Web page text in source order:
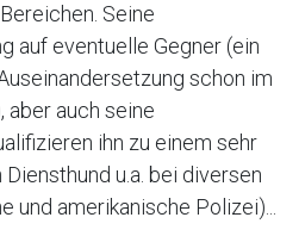
Seine
auf eventuelle Gegner (ein
schon im
aber auch seine
ihn zu einem sehr
u.a. bei diversen
und amerikanische Polizei)...